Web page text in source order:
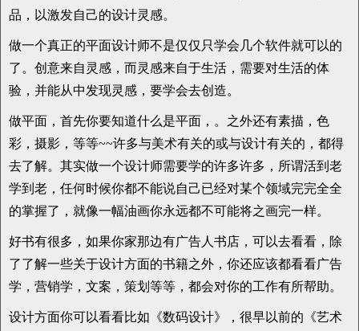
品，以激发自己的设计灵感。
做一个真正的平面设计师不是仅仅只学会几个软件就可以的
了。创意来自灵感，而灵感来自于生活，需要对生活的体
验，并能从中发现灵感，要学会去创造。
做平面，首先你要知道什么是平面，。之外还有素描，色
彩，摄影，等等~~许多与美术有关的或与设计有关的，都得
去了解。其实做一个设计师需要学的许多许多，所谓活到老
学到老，任何时候你都不能说自己已经对某个领域完完全全
的掌握了，就像一幅油画你永远都不可能将之画完一样。
好书有很多，如果你家那边有广告人书店，可以去看看，除
了了解一些关于设计方面的书籍之外，你还应该都看看广告
学，营销学，文案，策划等等，都会对你的工作有所帮助。
设计方面你可以看看比如《数码设计》，很早以前的《艺术